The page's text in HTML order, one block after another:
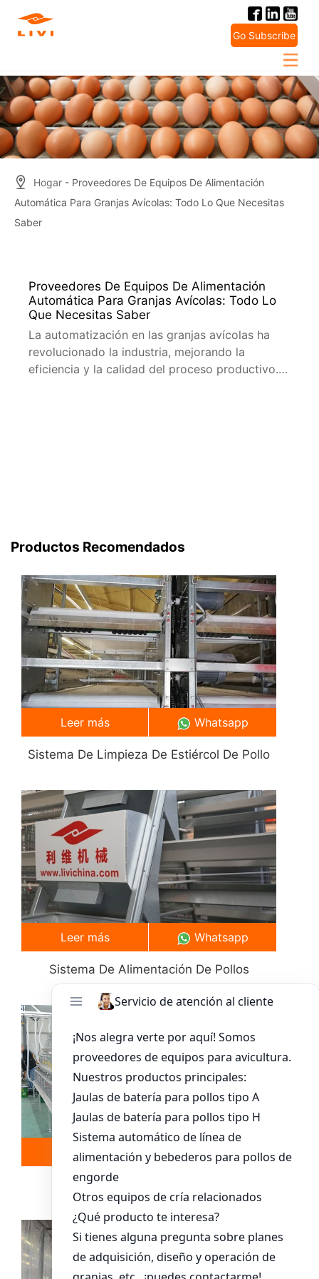
Go Subscribe
Hogar - Proveedores De Equipos De Alimentación
Automática Para Granjas Avícolas: Todo Lo Que Necesitas
Saber
Proveedores De Equipos De Alimentación
Automática Para Granjas Avícolas: Todo Lo
Que Necesitas Saber
La automatización en las granjas avícolas ha
revolucionado la industria, mejorando la
eficiencia y la calidad del proceso productivo.
Productos Recomendados
Sistema De Limpieza De Estiércol De Pollo
Leer más Whatsapp
Sistema De Alimentación De Pollos
Leer más Whatsapp
Sistema De Jaula Para Pollitos
Leer más Whatsapp